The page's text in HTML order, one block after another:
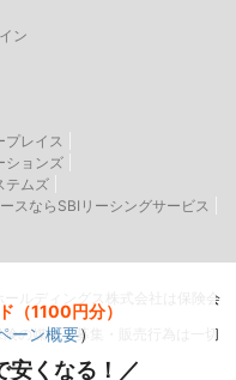
ン
プレイス
ションズ
テムズ
スならSBIリーシングサービス
ルディングス株式会社は保険会
の媒介・募集・販売行為は一切
（1100円分）
ーン概要）
安くなる！／